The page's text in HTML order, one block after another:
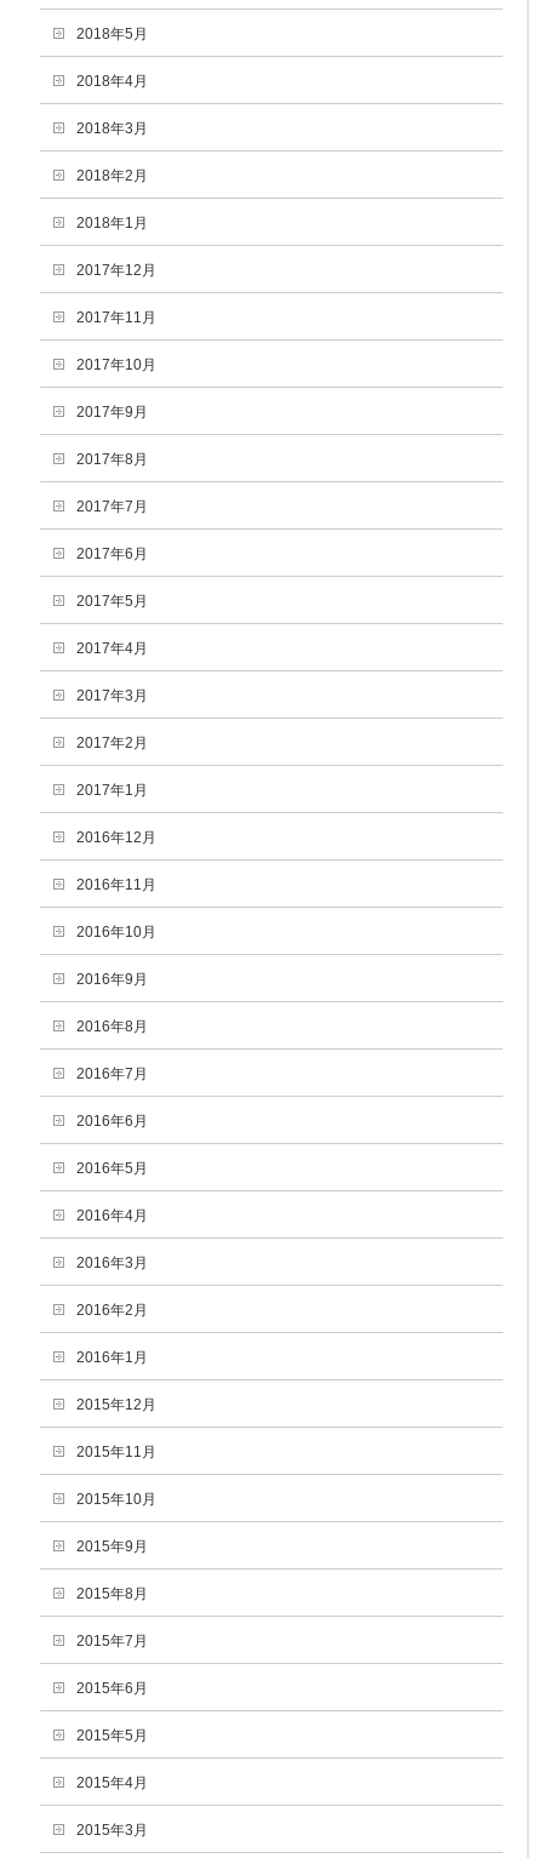
2018年5月
2018年4月
2018年3月
2018年2月
2018年1月
2017年12月
2017年11月
2017年10月
2017年9月
2017年8月
2017年7月
2017年6月
2017年5月
2017年4月
2017年3月
2017年2月
2017年1月
2016年12月
2016年11月
2016年10月
2016年9月
2016年8月
2016年7月
2016年6月
2016年5月
2016年4月
2016年3月
2016年2月
2016年1月
2015年12月
2015年11月
2015年10月
2015年9月
2015年8月
2015年7月
2015年6月
2015年5月
2015年4月
2015年3月